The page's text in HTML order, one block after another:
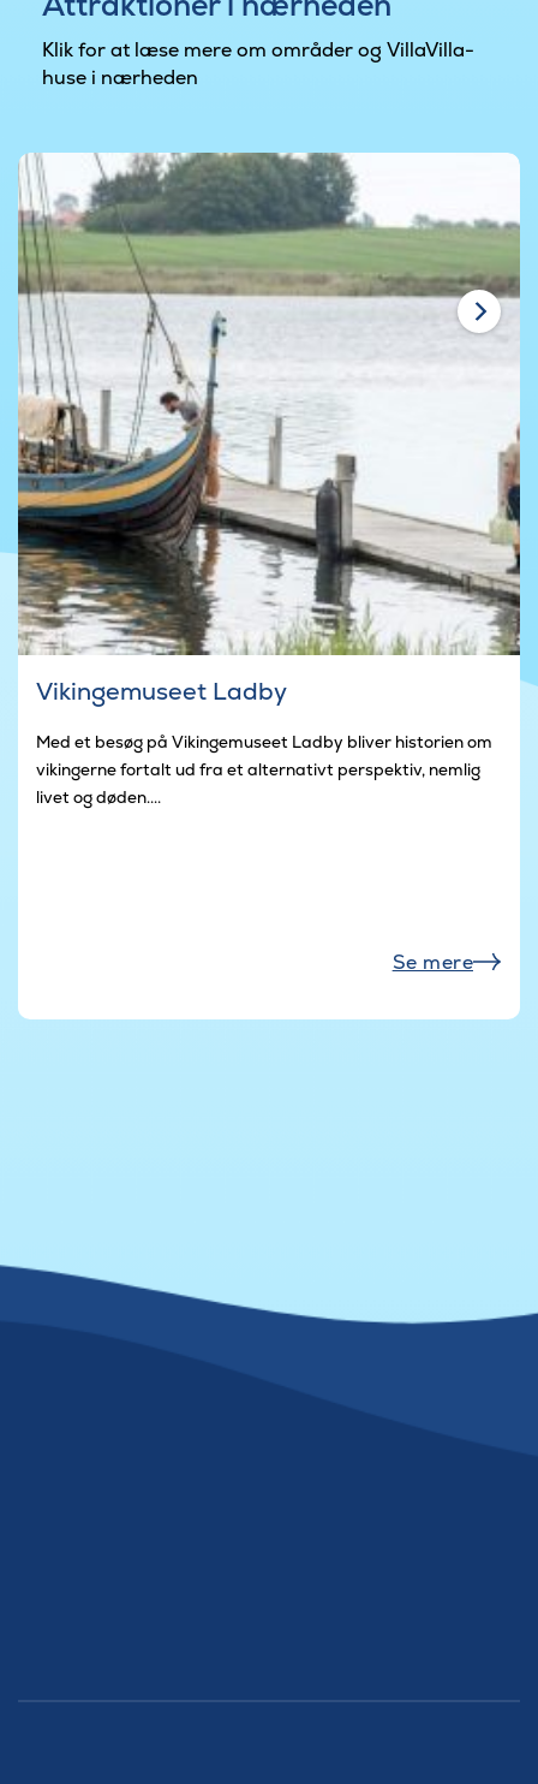
Klik for at læse mere om områder og VillaVilla-
huse i nærheden
Vikingemuseet Ladby
Med et besøg på Vikingemuseet Ladby bliver historien om
vikingerne fortalt ud fra et alternativt perspektiv, nemlig
livet og døden....
Se mere